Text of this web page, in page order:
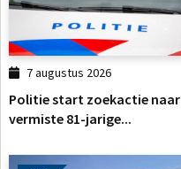
7 augustus 2026
Politie start zoekactie naar
vermiste 81-jarige...